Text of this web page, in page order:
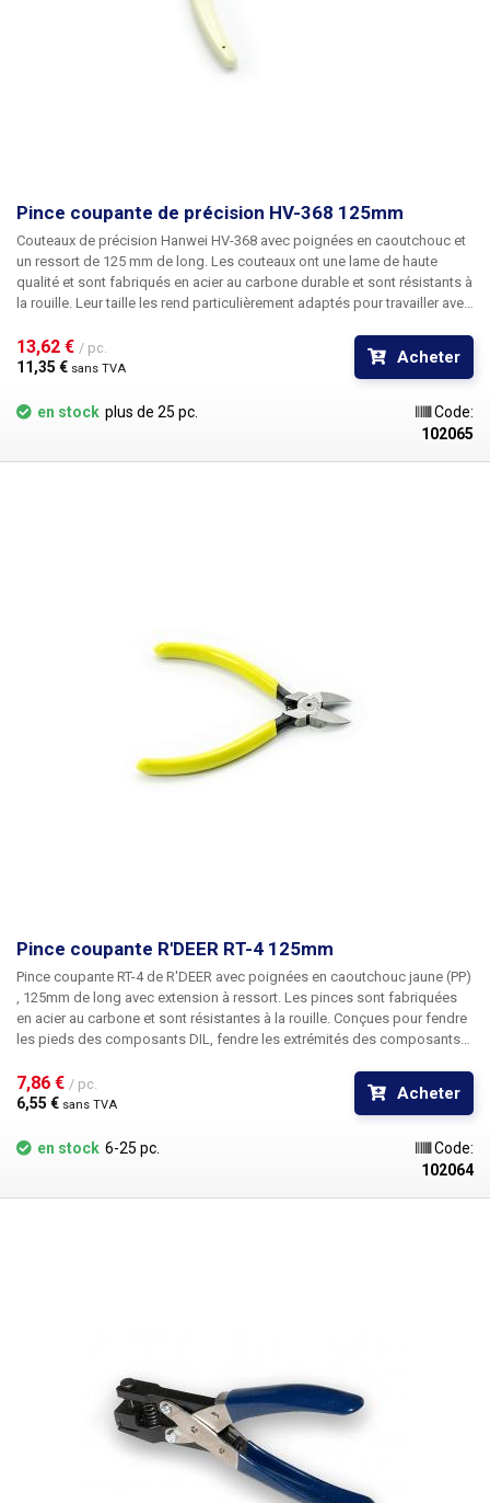
Pince coupante de précision HV-368 125mm
Couteaux de précision Hanwei HV-368 avec poignées en caoutchouc et
un ressort de 125 mm de long. Les couteaux ont une lame de haute
qualité et sont fabriqués en acier au carbone durable et sont résistants à
la rouille. Leur taille les rend particulièrement adaptés pour travailler avec
couper les extrémités des pieds soudés. La pince est dotée d'une lame
spéciale qui rend la coupe de la pince horizontale d'un côté et la partie
13,62 € / pc.
11,35 € sans TVA
Acheter
en stock plus de 25 pc.
Code:
102065
Pince coupante R'DEER RT-4 125mm
Pince coupante RT-4 de R'DEER avec poignées en caoutchouc jaune (PP)
, 125mm de long avec extension à ressort. Les pinces sont fabriquées
en acier au carbone et sont résistantes à la rouille. Conçues pour fendre
les pieds des composants DIL, fendre les extrémités des composants
7,86 € / pc.
6,55 € sans TVA
Acheter
en stock 6-25 pc.
Code:
102064